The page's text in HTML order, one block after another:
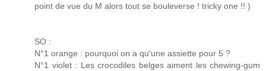
point de vue du M alors tout se bouleverse ! tricky one !! )
SO :
N°1 orange : pourquoi on a qu'une assiette pour 5 ?
N°1 violet : Les crocodiles belges aiment les chewing-gum